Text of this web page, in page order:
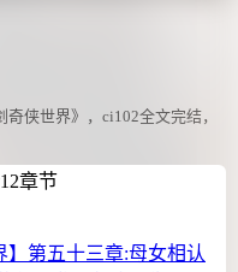
侠世界》，ci102全文完结，
章节
】第五十三章:母女相认